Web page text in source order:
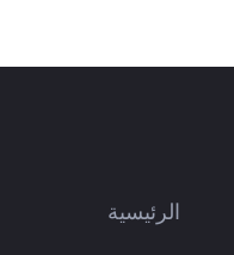
الرئيسية